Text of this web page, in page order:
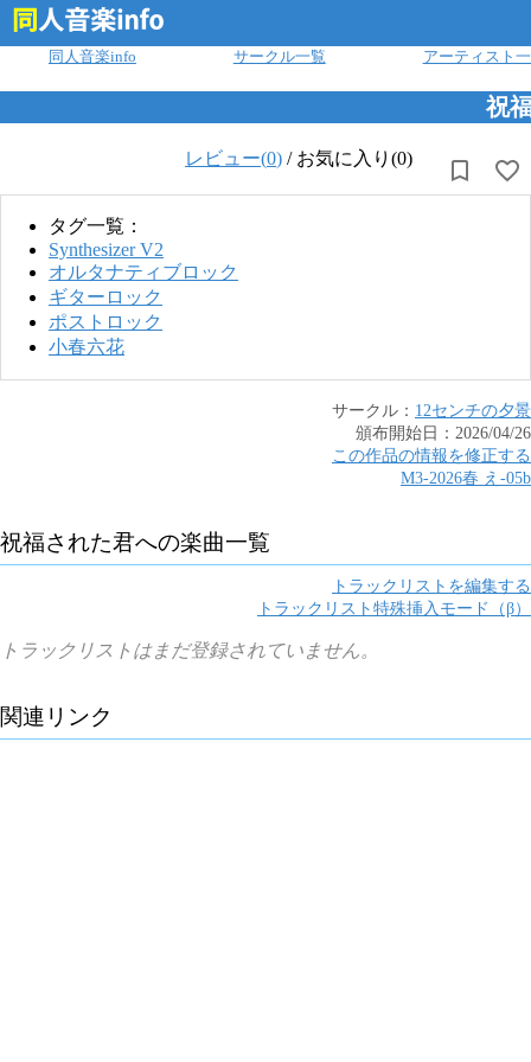
同人音楽info サークル一覧 アーティスト
祝
レビュー(0) / お気に入り(0)
タグ一覧：
Synthesizer V2
オルタナティブロック
ギターロック
ポストロック
小春六花
サークル： 12センチの夕景
頒布開始日： 2026/04/26
この作品の情報を修正する
M3-2026春 え -05b
祝福された君への楽曲一覧
トラックリストを編集する
トラックリスト特殊挿入モード（β）
トラックリストはまだ登録されていません。
関連リンク